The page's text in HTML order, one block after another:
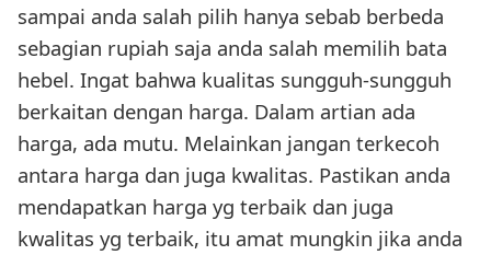
sampai anda salah pilih hanya sebab berbeda
sebagian rupiah saja anda salah memilih bata
hebel. Ingat bahwa kualitas sungguh-sungguh
berkaitan dengan harga. Dalam artian ada
harga, ada mutu. Melainkan jangan terkecoh
antara harga dan juga kwalitas. Pastikan anda
mendapatkan harga yg terbaik dan juga
kwalitas yg terbaik, itu amat mungkin jika anda